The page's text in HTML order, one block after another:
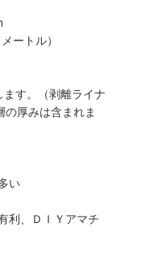
ートル）
す。（剥離ライナ
の厚みは含まれま
い
利、ＤＩＹアマチ